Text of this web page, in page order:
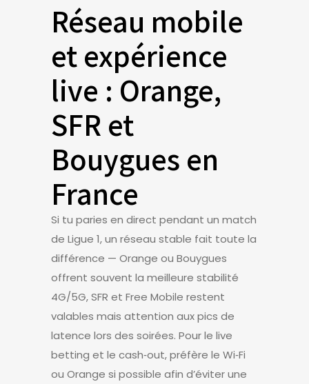
Réseau mobile
et expérience
live : Orange,
SFR et
Bouygues en
France
Si tu paries en direct pendant un match
de Ligue 1, un réseau stable fait toute la
différence — Orange ou Bouygues
offrent souvent la meilleure stabilité
4G/5G, SFR et Free Mobile restent
valables mais attention aux pics de
latence lors des soirées. Pour le live
betting et le cash‑out, préfère le Wi‑Fi
ou Orange si possible afin d’éviter une